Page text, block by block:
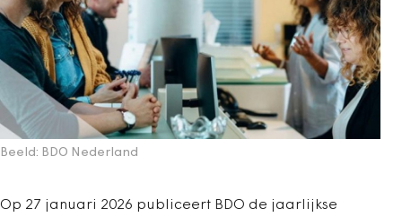
Beeld: BDO Nederland
Op 27 januari 2026 publiceert BDO de jaarlijkse